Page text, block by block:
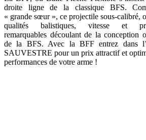
droite ligne de la classique BFS.
« grande sœur », ce projectile sous-calibré,
qualités balistiques, vitesse et
remarquables découlant de la conception
de la BFS. Avec la BFF entrez dans
SAUVESTRE pour un prix attractif et
performances de votre arme !